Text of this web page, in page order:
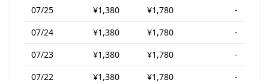
07/25
¥1,380 ¥1,780
-
07/24
¥1,380 ¥1,780
-
07/23
¥1,380 ¥1,780
-
07/22
¥1,380 ¥1,780
-